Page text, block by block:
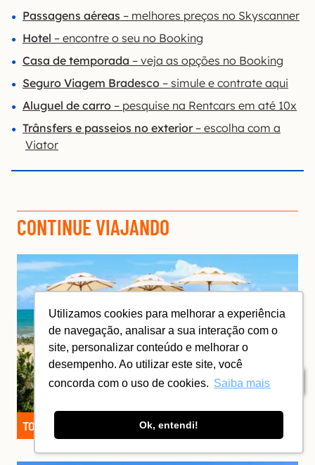
Utilizamos cookies para melhorar a experiência
de navegação, analisar a sua interação com o
site, personalizar conteúdo e melhorar o
desempenho. Ao utilizar este site, você
concorda com o uso de cookies. Saiba mais
Ok, entendi!
Índice
Passagens aéreas – melhores preços no Skyscanner
Hotel – encontre o seu no Booking
Casa de temporada – veja as opções no Booking
Seguro Viagem Bradesco – simule e contrate aqui
Aluguel de carro – pesquise na Rentcars em até 10x
Trânsfers e passeios no exterior – escolha com a
Viator
CONTINUE VIAJANDO
TODOS OS FERIADOS DE 2026